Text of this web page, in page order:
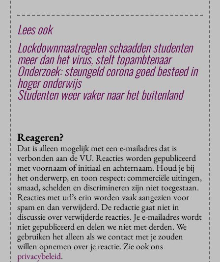
Lees ook
Lockdownmaatregelen schaadden studenten
meer dan het virus, stelt topambtenaar
Onderzoek: steungeld corona goed besteed in
hoger onderwijs
Studenten weer vaker naar het buitenland
Reageren?
Dat is alleen mogelijk met een e-mailadres dat is
verbonden aan de VU. Reacties worden gepubliceerd
met voornaam of initiaal en achternaam. Houd je bij
het onderwerp, en toon respect: commerciële uitingen,
smaad, schelden en discrimineren zijn niet toegestaan.
Reacties met url’s erin worden vaak aangezien voor
spam en dan verwijderd. De redactie gaat niet in
discussie over verwijderde reacties. Je e-mailadres wordt
niet gepubliceerd en delen we niet met derden. We
gebruiken het alleen als we contact met je zouden
willen opnemen over je reactie. Zie ook ons
privacybeleid.